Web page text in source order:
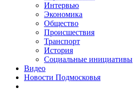
Интервью
Экономика
Общество
Происшествия
Транспорт
История
Социальные инициативы
Видео
Новости Подмосковья